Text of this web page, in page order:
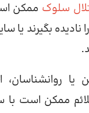
سلوک ممکن
نادیده بگیرند یا
یا روانشناسان،
ممکن است با